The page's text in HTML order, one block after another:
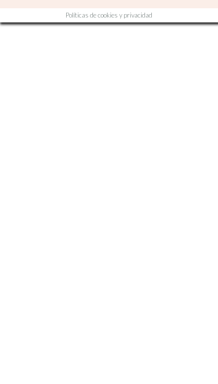
Políticas de cookies y privacidad